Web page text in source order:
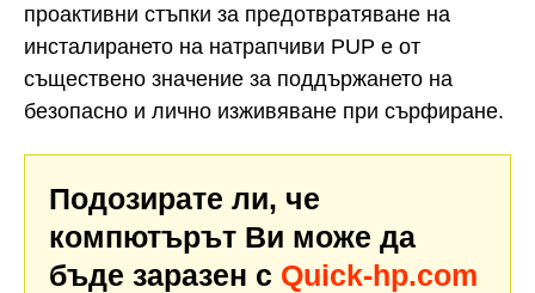
проактивни стъпки за предотвратяване на
инсталирането на натрапчиви PUP е от
съществено значение за поддържането на
безопасно и лично изживяване при сърфиране.
Подозирате ли, че
компютърът Ви може да
бъде заразен с Quick-hp.com